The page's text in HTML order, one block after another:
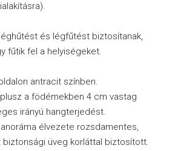
és légfűtést biztosítanak,
fűtik fel a helyiségeket.
antracit színben.
a födémekben 4 cm vastag
irányú hangterjedést.
élvezete rozsdamentes,
üveg korláttal biztosított.